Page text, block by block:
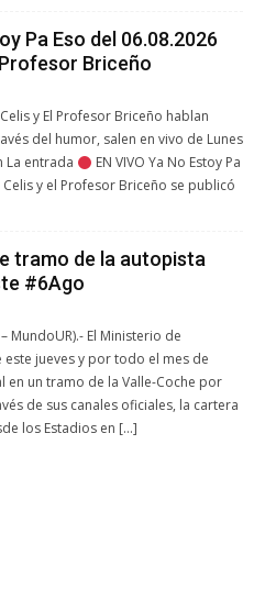
Pa Eso del 06.08.2026
Briceño
y El Profesor Briceño hablan
del humor, salen en vivo de Lunes
La entrada
EN VIVO Ya No Estoy Pa
y el Profesor Briceño se publicó
tramo de la autopista
#6Ago
MundoUR).- El Ministerio de
jueves y por todo el mes de
en un tramo de la Valle-Coche por
de sus canales oficiales, la cartera
los Estadios en […]